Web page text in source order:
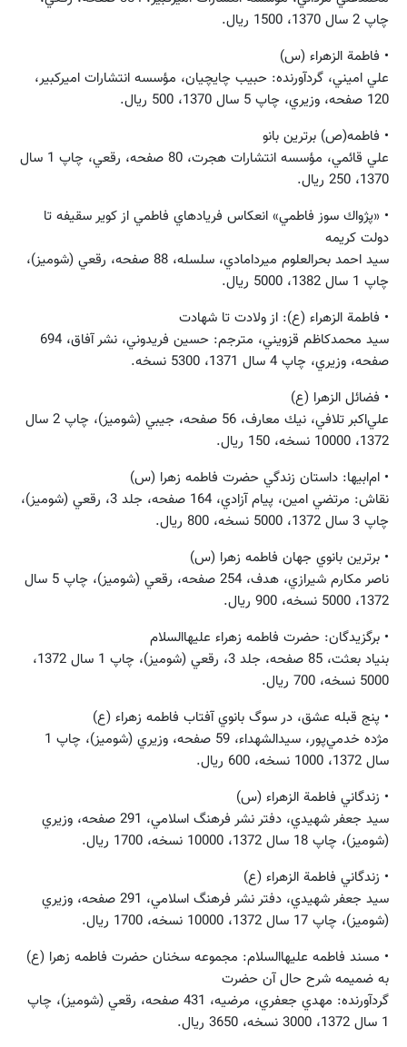
چاپ 2 سال 1370، 1500 ريال.
• فاطمة الزهراء (س)
علي اميني، گردآورنده: حبيب چايچيان، مؤسسه‌ انتشارات‌ اميركبير،
120 صفحه، وزيري، چاپ 5 سال 1370، 500 ريال.
• فاطمه(ص) برترين بانو
علي قائمي‌، مؤسسه‌ انتشارات‌ هجرت، 80 صفحه، رقعي، چاپ 1 سال
1370، 250 ريال.
• «پژواك سوز فاطمي» انعكاس فريادهاي فاطمي از كوير سقيفه تا
دولت كريمه
سيد احمد بحرالعلوم‌ ميردامادي، سلسله، 88 صفحه، رقعي (شوميز)،
چاپ 1 سال 1382، 5000 ريال.
• فاطمة الزهراء (ع): از ولادت تا شهادت
سيد محمدكاظم قزويني، مترجم: حسين فريدوني، نشر آفاق، 694
صفحه، وزيري، چاپ 4 سال 1371، 5300 نسخه.
• فضائل الزهرا (ع)
علي‌اكبر تلافي، نيك معارف، 56 صفحه، جيبي (شوميز)، چاپ 2 سال
1372، 10000 نسخه، 150 ريال.
• ام‌ابيها: داستان زندگي حضرت فاطمه زهرا (س)
نقاش: مرتضي امين، پيام آزادي، 164 صفحه، جلد 3، رقعي (شوميز)،
چاپ 3 سال 1372، 5000 نسخه، 800 ريال.
• برترين بانوي جهان فاطمه زهرا (س)
ناصر مكارم‌ شيرازي، هدف، 254 صفحه، رقعي (شوميز)، چاپ 5 سال
1372، 5000 نسخه، 900 ريال.
• برگزيدگان: حضرت فاطمه زهراء عليهاالسلام
بنياد بعثت، 85 صفحه، جلد 3، رقعي (شوميز)، چاپ 1 سال 1372،
5000 نسخه، 700 ريال.
• پنج قبله عشق، در سوگ بانوي آفتاب فاطمه زهراء (ع)
مژده خدمي‌پور، سيدالشهداء، 59 صفحه، وزيري (شوميز)، چاپ 1
سال 1372، 1000 نسخه، 600 ريال.
• زندگاني فاطمة الزهراء (س)
سيد جعفر شهيدي، دفتر نشر فرهنگ اسلامي، 291 صفحه، وزيري
(شوميز)، چاپ 18 سال 1372، 10000 نسخه، 1700 ريال.
• زندگاني فاطمة الزهراء (ع)
سيد جعفر شهيدي، دفتر نشر فرهنگ اسلامي، 291 صفحه، وزيري
(شوميز)، چاپ 17 سال 1372، 10000 نسخه، 1700 ريال.
• مسند فاطمه عليهاالسلام: مجموعه سخنان حضرت فاطمه زهرا (ع)
به ضميمه شرح حال آن حضرت
گردآورنده: مهدي جعفري، مرضيه، 431 صفحه، رقعي (شوميز)، چاپ
1 سال 1372، 3000 نسخه، 3650 ريال.